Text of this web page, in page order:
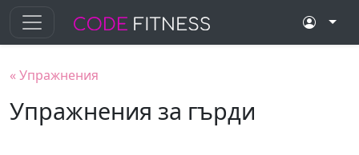
«Упражнения
Упражнения за гърди